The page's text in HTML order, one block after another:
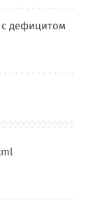
дефицитом